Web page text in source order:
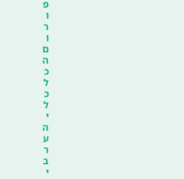
פ
ו
ר
ו
ם
ה
כ
ל
כ
ל
י
ה
ע
ר
ב
י